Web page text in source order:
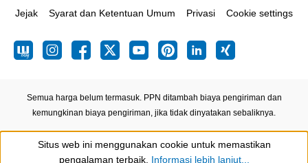
Jejak Syarat dan Ketentuan Umum Privasi Cookie settings
Semua harga belum termasuk. PPN ditambah biaya pengiriman dan
kemungkinan biaya pengiriman, jika tidak dinyatakan sebaliknya.
Show toolbar
Situs web ini menggunakan cookie untuk memastikan
pengalaman terbaik. Informasi lebih lanjut...